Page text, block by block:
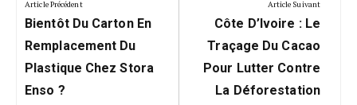
l’article
Article Précédent
Previous
Post:
Bientôt Du Carton En
Remplacement Du
Plastique Chez Stora
Enso ?
Article Suivant
Next
Post:
Côte D’Ivoire : Le
Traçage Du Cacao
Pour Lutter Contre
La Déforestation